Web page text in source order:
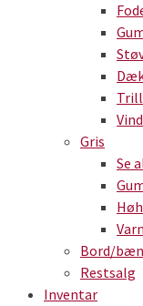
Gris
Se
Bord/
Restsalg
Inventar